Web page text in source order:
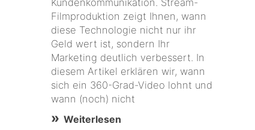
Kundenkommunikation. Stream-
Filmproduktion zeigt Ihnen, wann
diese Technologie nicht nur ihr
Geld wert ist, sondern Ihr
Marketing deutlich verbessert. In
diesem Artikel erklären wir, wann
sich ein 360-Grad-Video lohnt und
wann (noch) nicht
Weiterlesen